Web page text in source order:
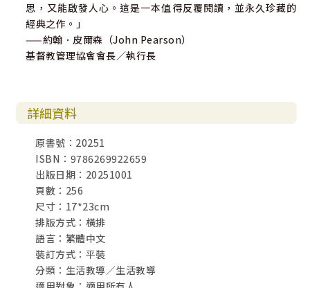
思，又能啟發人心。這是一本值得反覆閱讀，並永久珍藏的
經典之作。」
——約翰．皮爾森（John Pearson）
基督教管理協會會長／執行長
詳細資料
原書號：20251
ISBN：9786269922659
出版日期：20251001
頁數：256
尺寸：17*23cm
排版方式：橫排
語言：繁體中文
裝訂方式：平裝
分類：生活教導／生活教導